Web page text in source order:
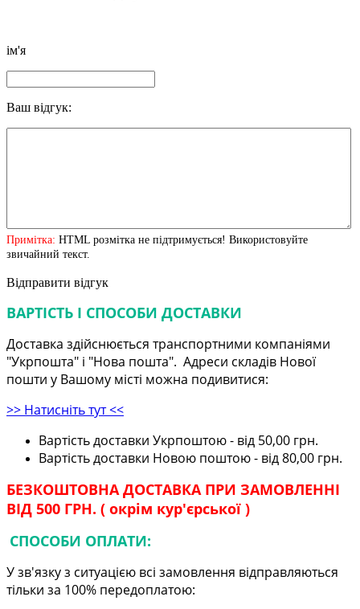
ім'я
Ваш відгук:
Примітка: HTML розмітка не підтримується! Використовуйте
звичайний текст.
Відправити відгук
ВАРТІСТЬ І СПОСОБИ ДОСТАВКИ
Доставка здійснюється транспортними компаніями
"Укрпошта" і "Нова пошта". Адреси складів Нової
пошти у Вашому місті можна подивитися:
>> Натисніть тут <<
Вартість доставки Укрпоштою - від 50,00 грн.
Вартість доставки Новою поштою - від 80,00 грн.
БЕЗКОШТОВНА ДОСТАВКА ПРИ ЗАМОВЛЕННІ
ВІД 500 ГРН. ( окрім кур'єрської )
СПОСОБИ ОПЛАТИ:
У зв'язку з ситуацією всі замовлення відправляються
тільки за 100% передоплатою: